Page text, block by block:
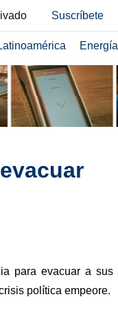
Suscríbete
Energía
para evacuar a sus
política empeore.